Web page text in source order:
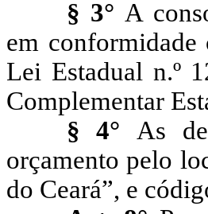
§ 3° A
em conformidade
Lei Estadual n.º
Complementar
§ 4° As
orçamento pelo
do Ceará”, e